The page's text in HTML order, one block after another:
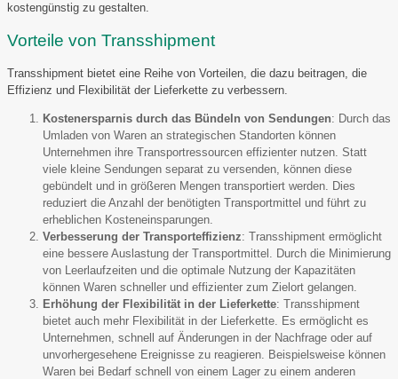
kostengünstig zu gestalten.
Vorteile von Transshipment
Transshipment bietet eine Reihe von Vorteilen, die dazu beitragen, die
Effizienz und Flexibilität der Lieferkette zu verbessern.
Kostenersparnis durch das Bündeln von Sendungen: Durch das
Umladen von Waren an strategischen Standorten können
Unternehmen ihre Transportressourcen effizienter nutzen. Statt
viele kleine Sendungen separat zu versenden, können diese
gebündelt und in größeren Mengen transportiert werden. Dies
reduziert die Anzahl der benötigten Transportmittel und führt zu
erheblichen Kosteneinsparungen.
Verbesserung der Transporteffizienz: Transshipment ermöglicht
eine bessere Auslastung der Transportmittel. Durch die Minimierung
von Leerlaufzeiten und die optimale Nutzung der Kapazitäten
können Waren schneller und effizienter zum Zielort gelangen.
Erhöhung der Flexibilität in der Lieferkette: Transshipment
bietet auch mehr Flexibilität in der Lieferkette. Es ermöglicht es
Unternehmen, schnell auf Änderungen in der Nachfrage oder auf
unvorhergesehene Ereignisse zu reagieren. Beispielsweise können
Waren bei Bedarf schnell von einem Lager zu einem anderen